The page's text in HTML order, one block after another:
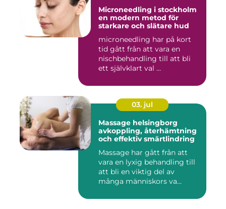
Microneedling i stockholm
en modern metod för
starkare och slätare hud
microneedling har på kort
tid gått från att vara en
nischbehandling till att bli
ett självklart val ...
03. jul
Massage helsingborg
avkoppling, återhämtning
och effektiv smärtlindring
Massage har gått från att
vara en lyxig behandling till
att bli en viktig del av
många människors va...